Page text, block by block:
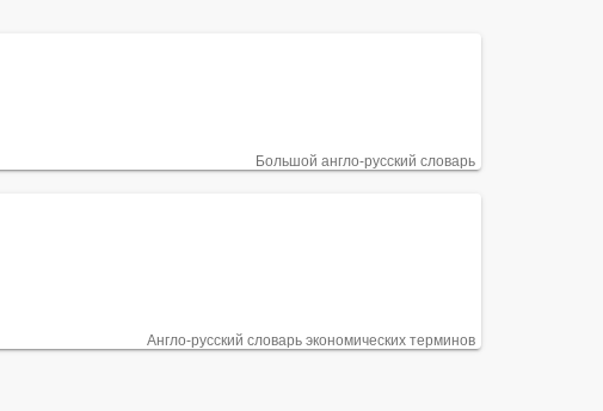
Большой англо-русский словарь
Англо-русский словарь экономических терминов